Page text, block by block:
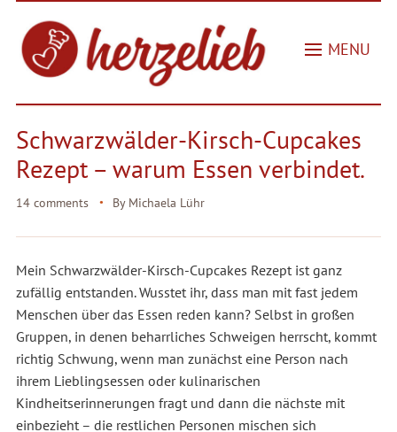
MENU
Schwarzwälder-Kirsch-Cupcakes
Rezept – warum Essen verbindet.
14 comments By Michaela Lühr
Mein Schwarzwälder-Kirsch-Cupcakes Rezept ist ganz
zufällig entstanden. Wusstet ihr, dass man mit fast jedem
Menschen über das Essen reden kann? Selbst in großen
Gruppen, in denen beharrliches Schweigen herrscht, kommt
richtig Schwung, wenn man zunächst eine Person nach
ihrem Lieblingsessen oder kulinarischen
Kindheitserinnerungen fragt und dann die nächste mit
einbezieht – die restlichen Personen mischen sich